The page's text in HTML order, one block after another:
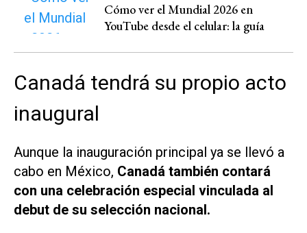
Cómo ver el Mundial 2026 en
YouTube desde el celular: la guía
Canadá tendrá su propio acto
inaugural
Aunque la inauguración principal ya se llevó a
cabo en México, Canadá también contará
con una celebración especial vinculada al
debut de su selección nacional.